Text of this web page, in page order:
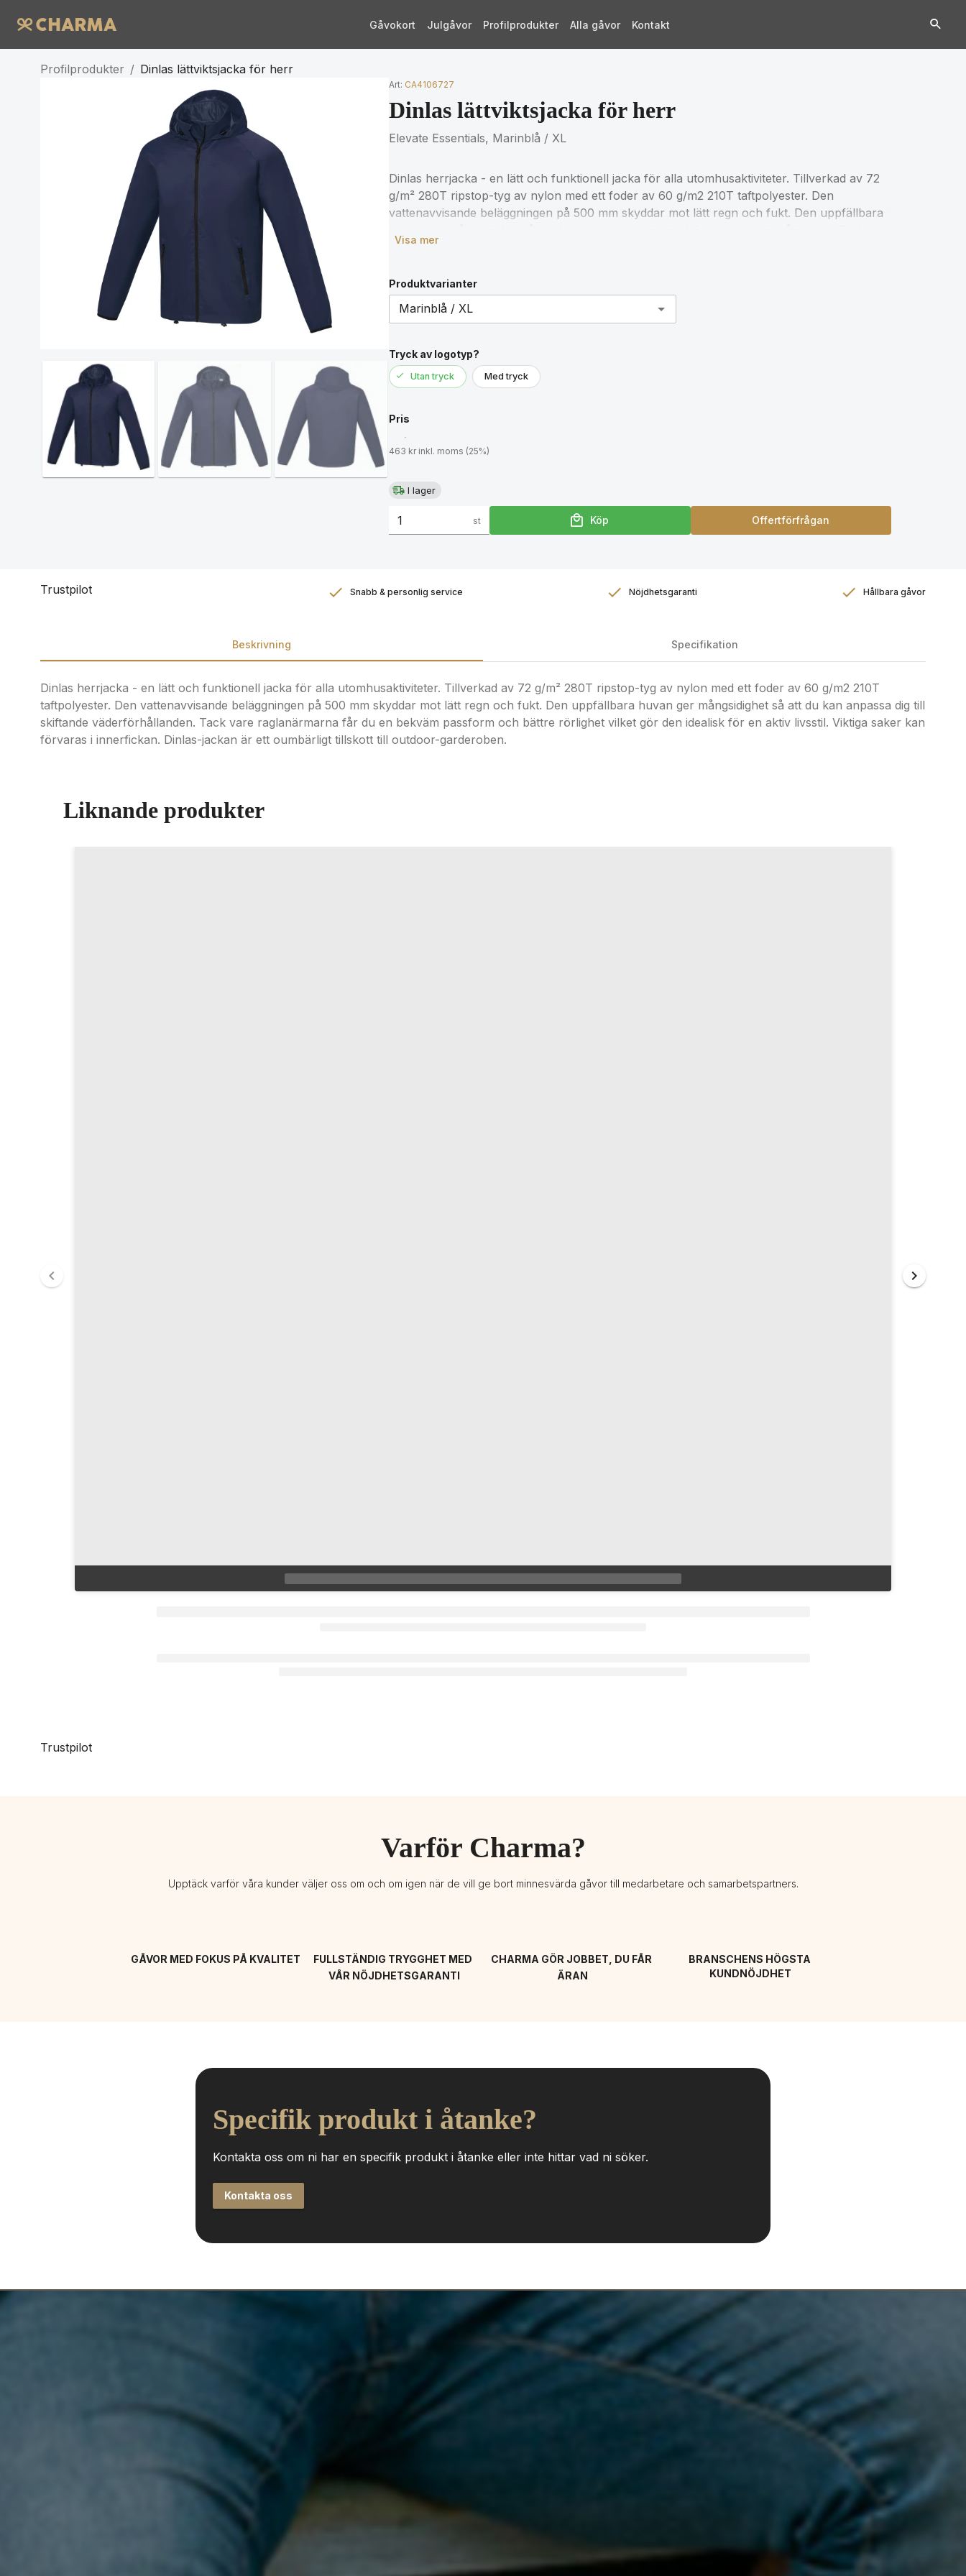
Gåvokort Julgåvor Profilprodukter Alla gåvor Kontakt
Profilprodukter / Dinlas lättviktsjacka för herr
Art: CA4106727
Dinlas lättviktsjacka för herr
Elevate Essentials, Marinblå / XL
Dinlas herrjacka - en lätt och funktionell jacka för alla utomhusaktiviteter. Tillverkad av 72
g/m² 280T ripstop-tyg av nylon med ett foder av 60 g/m2 210T taftpolyester. Den
vattenavvisande beläggningen på 500 mm skyddar mot lätt regn och fukt. Den uppfällbara
vare raglanärmarna får du en bekväm passform och bättre rörlighet vilket gör den idealisk
tillskott till outdoor-garderoben.
Visa mer
Produktvarianter
Tryck av logotyp?
Utan tryck Med tryck
Pris
463 kr inkl. moms (25%)
I lager
st Köp Offertförfrågan
Trustpilot Snabb & personlig service Nöjdhetsgaranti Hållbara gåvor
Beskrivning Specifikation
Dinlas herrjacka - en lätt och funktionell jacka för alla utomhusaktiviteter. Tillverkad av 72 g/m² 280T ripstop-tyg av nylon med ett foder av 60 g/m2 210T
taftpolyester. Den vattenavvisande beläggningen på 500 mm skyddar mot lätt regn och fukt. Den uppfällbara huvan ger mångsidighet så att du kan anpassa dig till
skiftande väderförhållanden. Tack vare raglanärmarna får du en bekväm passform och bättre rörlighet vilket gör den idealisk för en aktiv livsstil. Viktiga saker kan
förvaras i innerfickan. Dinlas-jackan är ett oumbärligt tillskott till outdoor-garderoben.
Liknande produkter
Trustpilot
Varför Charma?
Upptäck varför våra kunder väljer oss om och om igen när de vill ge bort minnesvärda gåvor till medarbetare och samarbetspartners.
GÅVOR MED FOKUS PÅ KVALITET
FULLSTÄNDIG TRYGGHET MED
VÅR NÖJDHETSGARANTI
CHARMA GÖR JOBBET, DU FÅR
ÄRAN
BRANSCHENS HÖGSTA
KUNDNÖJDHET
Specifik produkt i åtanke?
Kontakta oss om ni har en specifik produkt i åtanke eller inte hittar vad ni söker.
Kontakta oss